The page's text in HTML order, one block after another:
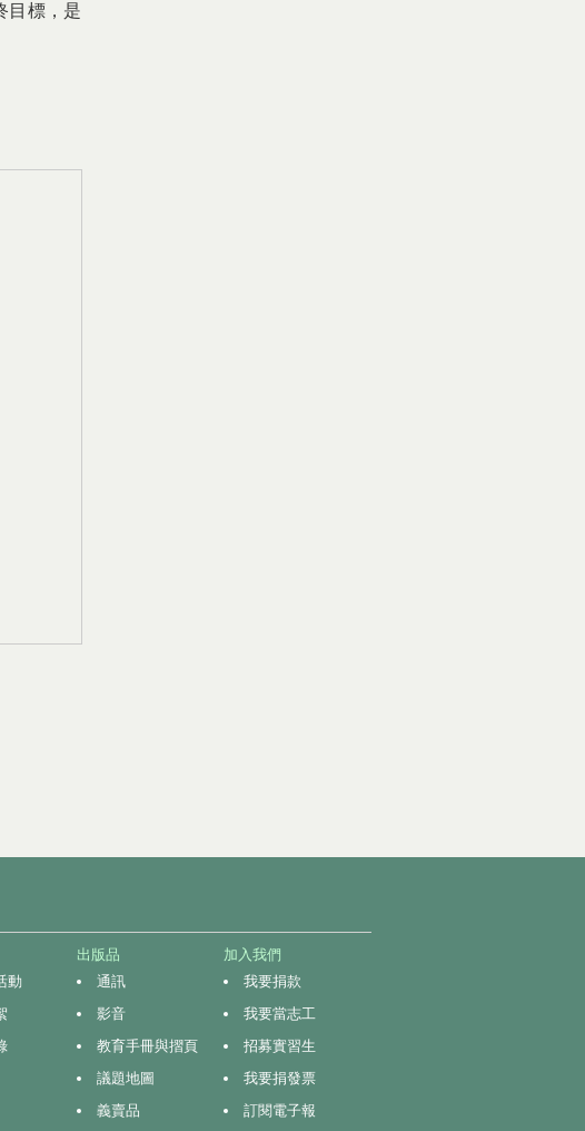
標， 是
動
出版品
通訊
影音
教育手冊與摺頁
議題地圖
義賣品
加入我們
我要捐款
我要當志工
招募實習生
我要捐發票
訂閱電子報